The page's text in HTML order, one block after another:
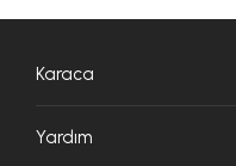
Karaca
Yardım